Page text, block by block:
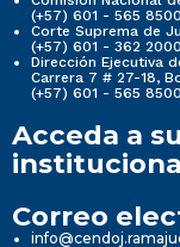
(+57) 601 - 565 8500
Corte Suprema de
(+57) 601 - 362 2000
Dirección Ejecutiva
Carrera 7 # 27-18,
(+57) 601 - 565 8500
Acceda a
Correo